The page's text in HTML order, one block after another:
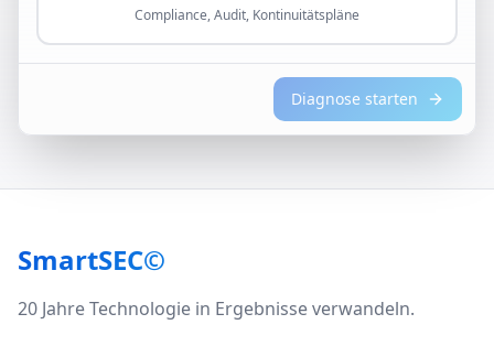
Compliance, Audit, Kontinuitätspläne
Diagnose starten
SmartSEC©
20 Jahre Technologie in Ergebnisse verwandeln.